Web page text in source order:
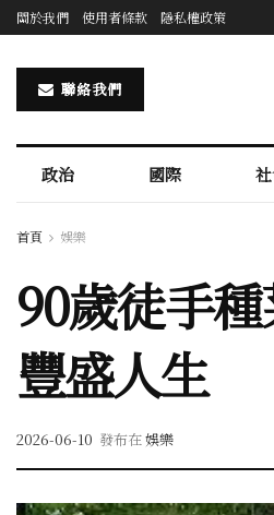
關於我們 使用者條款 隱私權政策
聯絡我們
政治 國際
首頁 娛樂
90歲徒手
豐盛人生
2026-06-10 發布在娛樂